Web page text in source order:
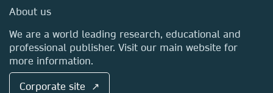
Media Centre
Locations & Contact
About us
We are a world leading research, educational and
professional publisher. Visit our main website for
more information.
Corporate site ↗